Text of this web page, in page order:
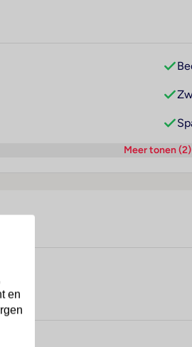
Meer tonen (2)
en